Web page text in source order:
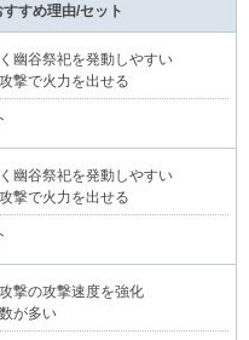
すすめ理由/セット
幽谷祭祀を発動しやすい
撃で火力を出せる
幽谷祭祀を発動しやすい
撃で火力を出せる
撃の攻撃速度を強化
が多い